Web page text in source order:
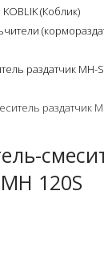
KOBLIK (Коблик)
раздатчик MH-
раздатчик
120S